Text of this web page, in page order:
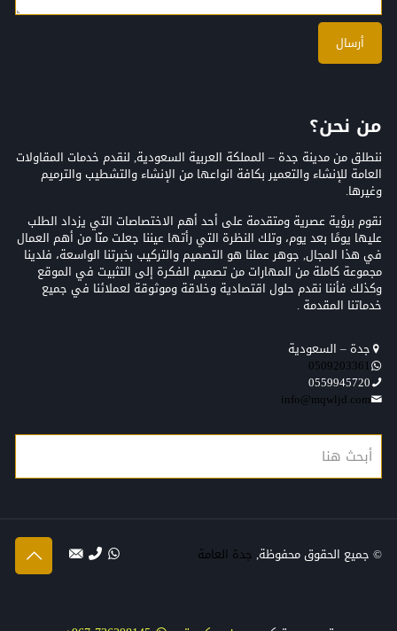
من نحن؟
ننطلق من مدينة جدة – المملكة العربية السعودية, لنقدم خدمات المقاولات
العامة للإنشاء والتعمير بكافة انواعها من الإنشاء والتشطيب والترميم
وغيرها.
نقوم برؤية عصرية ومتقدمة على أحد أهم الاختصاصات التي يزداد الطلب
عليها يومًا بعد يوم، وتلك النظرة التي رأتها عيننا جعلت منّا من أهم العمال
في هذا المجال, جوهر عملنا هو التصميم والتركيب بخبرتنا الواسعة، فلدينا
مجموعة كاملة من المهارات من تصميم الفكرة إلى التثبيت في الموقع
وكذلك فأننا نقدم حلول اقتصادية وخلاقة وموثوقة لعملائنا في جميع
خدماتنا المقدمة .
جدة – السعودية
0509203361‬‏‬‏
0559945720
info@mqwljd.com
© جميع الحقوق محفوظة, جدة العامة